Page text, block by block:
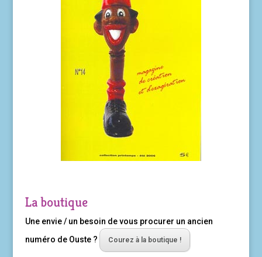
La boutique
Une envie / un besoin de vous procurer un ancien
numéro de Ouste ?
Courez à la boutique !